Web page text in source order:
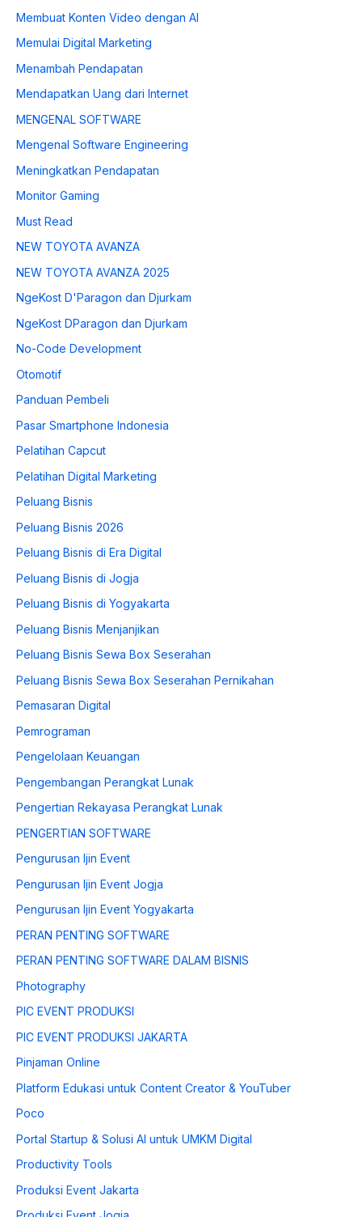
Membuat Konten Video dengan AI
Memulai Digital Marketing
Menambah Pendapatan
Mendapatkan Uang dari Internet
MENGENAL SOFTWARE
Mengenal Software Engineering
Meningkatkan Pendapatan
Monitor Gaming
Must Read
NEW TOYOTA AVANZA
NEW TOYOTA AVANZA 2025
NgeKost D'Paragon dan Djurkam
NgeKost DParagon dan Djurkam
No-Code Development
Otomotif
Panduan Pembeli
Pasar Smartphone Indonesia
Pelatihan Capcut
Pelatihan Digital Marketing
Peluang Bisnis
Peluang Bisnis 2026
Peluang Bisnis di Era Digital
Peluang Bisnis di Jogja
Peluang Bisnis di Yogyakarta
Peluang Bisnis Menjanjikan
Peluang Bisnis Sewa Box Seserahan
Peluang Bisnis Sewa Box Seserahan Pernikahan
Pemasaran Digital
Pemrograman
Pengelolaan Keuangan
Pengembangan Perangkat Lunak
Pengertian Rekayasa Perangkat Lunak
PENGERTIAN SOFTWARE
Pengurusan Ijin Event
Pengurusan Ijin Event Jogja
Pengurusan Ijin Event Yogyakarta
PERAN PENTING SOFTWARE
PERAN PENTING SOFTWARE DALAM BISNIS
Photography
PIC EVENT PRODUKSI
PIC EVENT PRODUKSI JAKARTA
Pinjaman Online
Platform Edukasi untuk Content Creator & YouTuber
Poco
Portal Startup & Solusi AI untuk UMKM Digital
Productivity Tools
Produksi Event Jakarta